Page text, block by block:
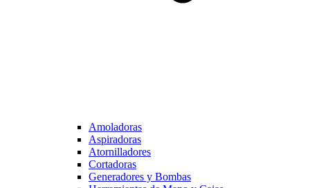
Amoladoras
Aspiradoras
Atornilladores
Cortadoras
Generadores y Bombas